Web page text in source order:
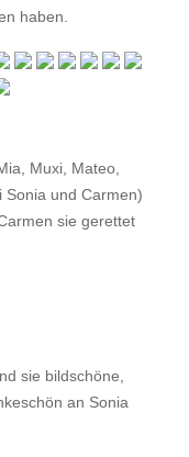
haben.
Muxi, Mateo,
Sonia und Carmen)
sie gerettet
sie bildschöne,
an Sonia